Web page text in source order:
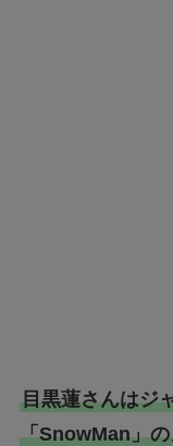
目黒蓮さんはジ
「SnowMan」